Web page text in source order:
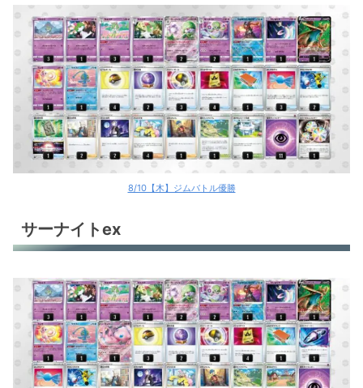
8/10【木】ジムバトル優勝
サーナイトex